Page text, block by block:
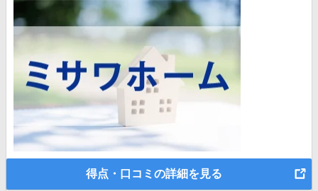
得点・口コミの詳細を見る